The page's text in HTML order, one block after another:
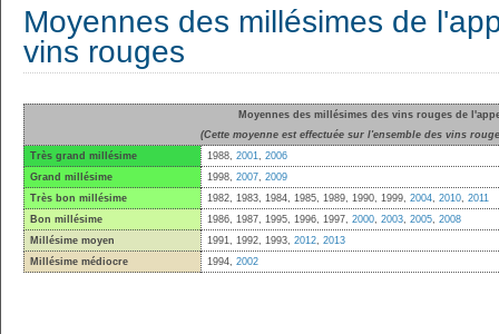
Moyennes des millésimes de
vins rouges
Moyennes des millésimes des vins rouges de
(Cette moyenne est effectuée sur l'ensemble des vins
Très grand millésime
1988, 2001, 2006
Grand millésime
1998, 2007, 2009
Très bon millésime
1982, 1983, 1984, 1985, 1989, 1990, 1999, 2004, 2010, 2011
Bon millésime
1986, 1987, 1995, 1996, 1997, 2000, 2003, 2005, 2008
Millésime moyen
1991, 1992, 1993, 2012, 2013
Millésime médiocre
1994, 2002